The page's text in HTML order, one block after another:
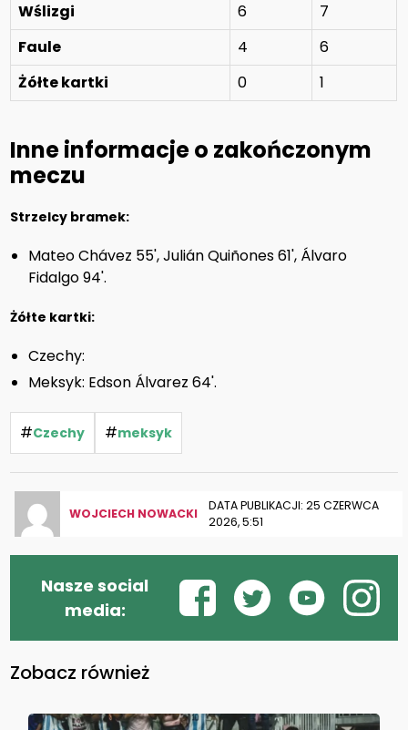
Wślizgi
6
7
Faule
4
6
Żółte kartki
0 1
Inne informacje o zakończonym
meczu
Strzelcy bramek:
Mateo Chávez 55', Julián Quiñones 61', Álvaro
Fidalgo 94'.
Żółte kartki:
Czechy:
Meksyk: Edson Álvarez 64'.
#Czechy #meksyk
WOJCIECH NOWACKI
DATA PUBLIKACJI: 25 CZERWCA
2026, 5:51
Nasze social
media:
Zobacz również